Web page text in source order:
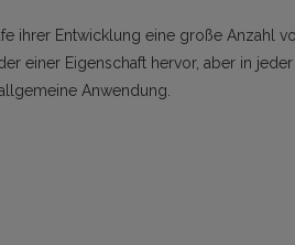
ihrer Entwicklung eine große Anzahl
einer Eigenschaft hervor, aber in
Anwendung.